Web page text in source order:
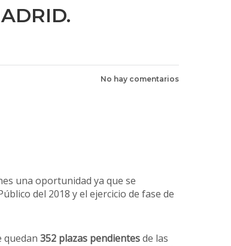
No hay comentarios
una oportunidad ya que se
del 2018 y el ejercicio de fase de
quedan 352 plazas pendientesde las